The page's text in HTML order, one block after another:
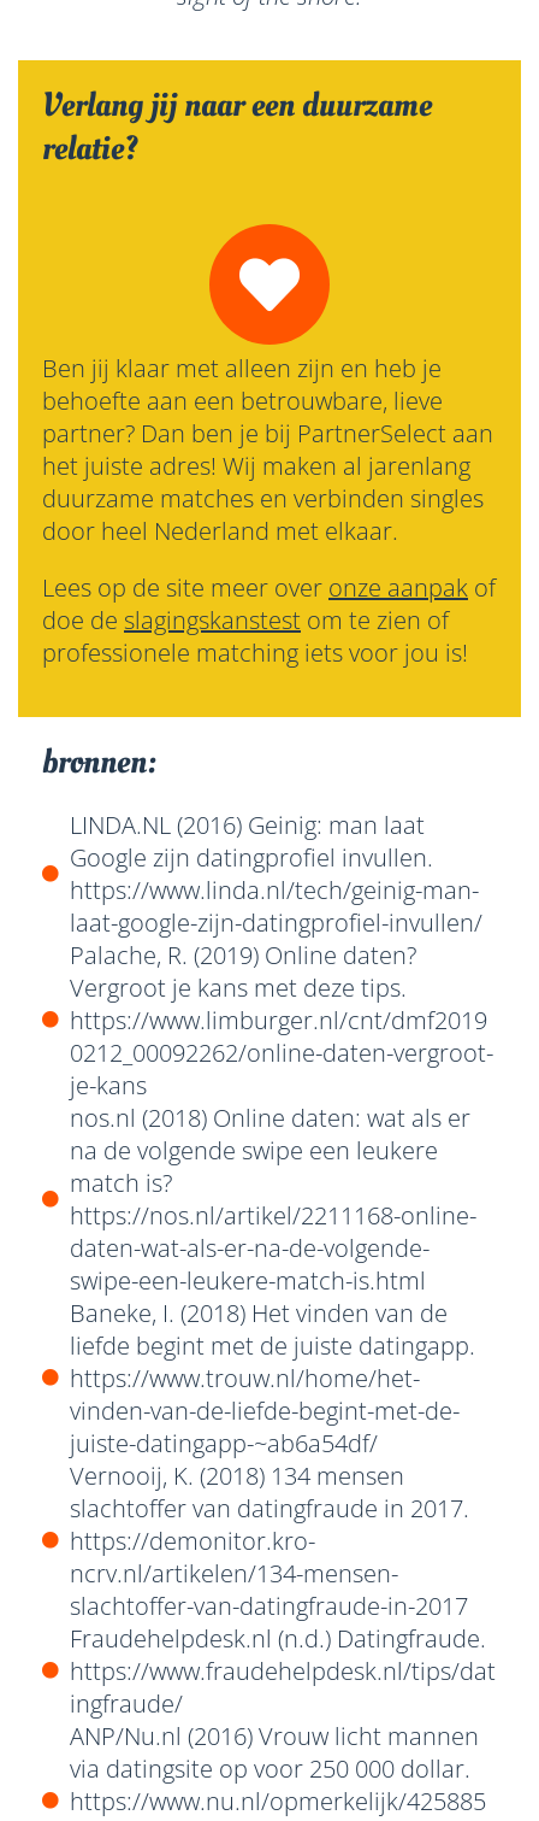
Verlang jij naar een duurzame
relatie?
Ben jij klaar met alleen zijn en heb je
behoefte aan een betrouwbare, lieve
partner? Dan ben je bij PartnerSelect aan
het juiste adres! Wij maken al jarenlang
duurzame matches en verbinden singles
door heel Nederland met elkaar.
Lees op de site meer over onze aanpak of
doe de slagingskanstest om te zien of
professionele matching iets voor jou is!
bronnen:
LINDA.NL (2016) Geinig: man laat
Google zijn datingprofiel invullen.
https://www.linda.nl/tech/geinig-man-
laat-google-zijn-datingprofiel-invullen/
Palache, R. (2019) Online daten?
Vergroot je kans met deze tips.
https://www.limburger.nl/cnt/dmf2019
0212_00092262/online-daten-vergroot-
je-kans
nos.nl (2018) Online daten: wat als er
na de volgende swipe een leukere
match is?
https://nos.nl/artikel/2211168-online-
daten-wat-als-er-na-de-volgende-
swipe-een-leukere-match-is.html
Baneke, I. (2018) Het vinden van de
liefde begint met de juiste datingapp.
https://www.trouw.nl/home/het-
vinden-van-de-liefde-begint-met-de-
juiste-datingapp-~ab6a54df/
Vernooij, K. (2018) 134 mensen
slachtoffer van datingfraude in 2017.
https://demonitor.kro-
ncrv.nl/artikelen/134-mensen-
slachtoffer-van-datingfraude-in-2017
Fraudehelpdesk.nl (n.d.) Datingfraude.
https://www.fraudehelpdesk.nl/tips/dat
ingfraude/
ANP/Nu.nl (2016) Vrouw licht mannen
via datingsite op voor 250 000 dollar.
https://www.nu.nl/opmerkelijk/425885